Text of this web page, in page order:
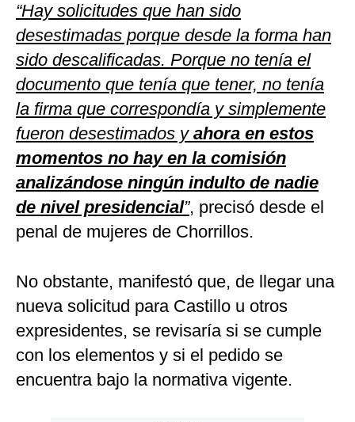
“Hay solicitudes que han sido
desestimadas porque desde la forma han
sido descalificadas. Porque no tenía el
documento que tenía que tener, no tenía
la firma que correspondía y simplemente
fueron desestimados y ahora en estos
momentos no hay en la comisión
analizándose ningún indulto de nadie
de nivel presidencial”, precisó desde el
penal de mujeres de Chorrillos.
No obstante, manifestó que, de llegar una
nueva solicitud para Castillo u otros
expresidentes, se revisaría si se cumple
con los elementos y si el pedido se
encuentra bajo la normativa vigente.